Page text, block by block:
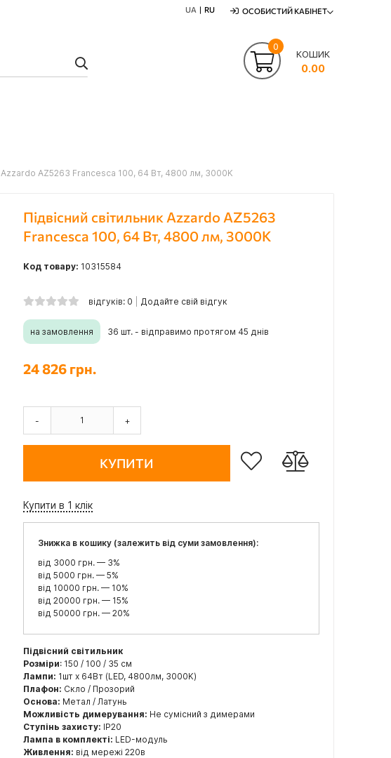
UA RU ОСОБИСТИЙ КАБІНЕТ
КОШИК
0.00
0
Azzardo AZ5263 Francesca 100, 64 Вт, 4800 лм, 3000K
Підвісний світильник Azzardo AZ5263
Francesca 100, 64 Вт, 4800 лм, 3000K
Код товару: 10315584
відгуків: 0 Додайте свій відгук
на замовлення 36 шт. - відправимо протягом 45 днів
24 826 грн.
- +
КУПИТИ
Купити в 1 клік
Знижка в кошику (залежить від суми замовлення):
від 3000 грн. — 3%
від 5000 грн. — 5%
від 10000 грн. — 10%
від 20000 грн. — 15%
від 50000 грн. — 20%
Підвісний світильник
Розміри: 150 / 100 / 35 см
Лампи: 1шт x 64Вт (LED, 4800лм, 3000K)
Плафон: Скло / Прозорий
Основа: Метал / Латунь
Можливість димерування: Не сумісний з димерами
Ступінь захисту: IP20
Лампа в комплекті: LED-модуль
Живлення: від мережі 220в